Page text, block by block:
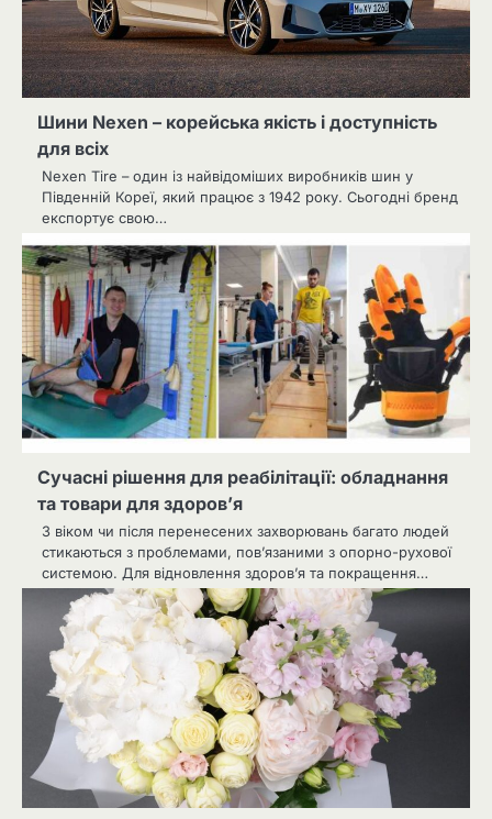
Шини Nexen – корейська якість і доступність
для всіх
Nexen Tire – один із найвідоміших виробників шин у
Південній Кореї, який працює з 1942 року. Сьогодні бренд
експортує свою…
Сучасні рішення для реабілітації: обладнання
та товари для здоров’я
З віком чи після перенесених захворювань багато людей
стикаються з проблемами, пов’язаними з опорно-рухової
системою. Для відновлення здоров’я та покращення…